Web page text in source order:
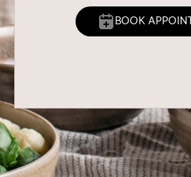
BOOK